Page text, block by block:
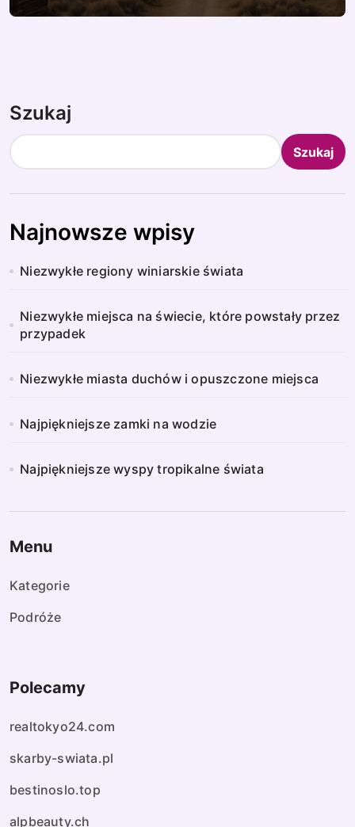
Szukaj
Szukaj
Najnowsze wpisy
Niezwykłe regiony winiarskie świata
Niezwykłe miejsca na świecie, które powstały przez
przypadek
Niezwykłe miasta duchów i opuszczone miejsca
Najpiękniejsze zamki na wodzie
Najpiękniejsze wyspy tropikalne świata
Menu
Kategorie
Podróże
Polecamy
realtokyo24.com
skarby-swiata.pl
bestinoslo.top
alpbeauty.ch